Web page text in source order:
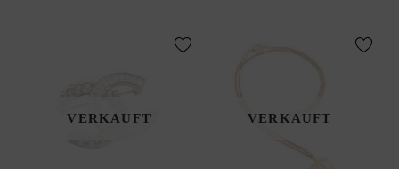
VERKAUFT VERKAUFT